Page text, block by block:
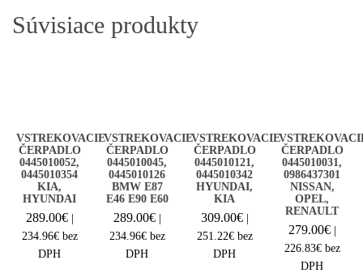
Súvisiace produkty
VSTREKOVACIE
ČERPADLO
0445010052,
0445010354
KIA,
HYUNDAI
289.00€
234.96€bez
DPH
VSTREKOVACIE
ČERPADLO
0445010045,
0445010126
BMW E87
E46 E90 E60
289.00€
234.96€bez
DPH
VSTREKOVACIE
ČERPADLO
0445010121,
0445010342
HYUNDAI,
KIA
309.00€
251.22€bez
DPH
ČERPADLO
0445010031,
0986437301
NISSAN,
OPEL,
RENAULT
279.00€
226.83€bez
DPH